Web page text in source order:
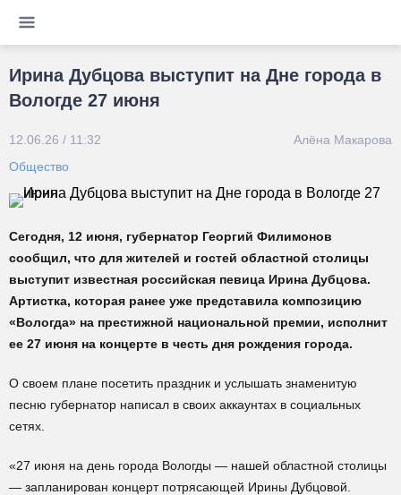
Ирина Дубцова выступит на Дне города в
Вологде 27 июня
12.06.26 / 11:32
Алёна Макарова
Общество
Сегодня, 12 июня, губернатор Георгий Филимонов
сообщил, что для жителей и гостей областной столицы
выступит известная российская певица Ирина Дубцова.
Артистка, которая ранее уже представила композицию
«Вологда» на престижной национальной премии, исполнит
ее 27 июня на концерте в честь дня рождения города.
О своем плане посетить праздник и услышать знаменитую
песню губернатор написал в своих аккаунтах в социальных
сетях.
«27 июня на день города Вологды — нашей областной столицы
— запланирован концерт потрясающей Ирины Дубцовой.